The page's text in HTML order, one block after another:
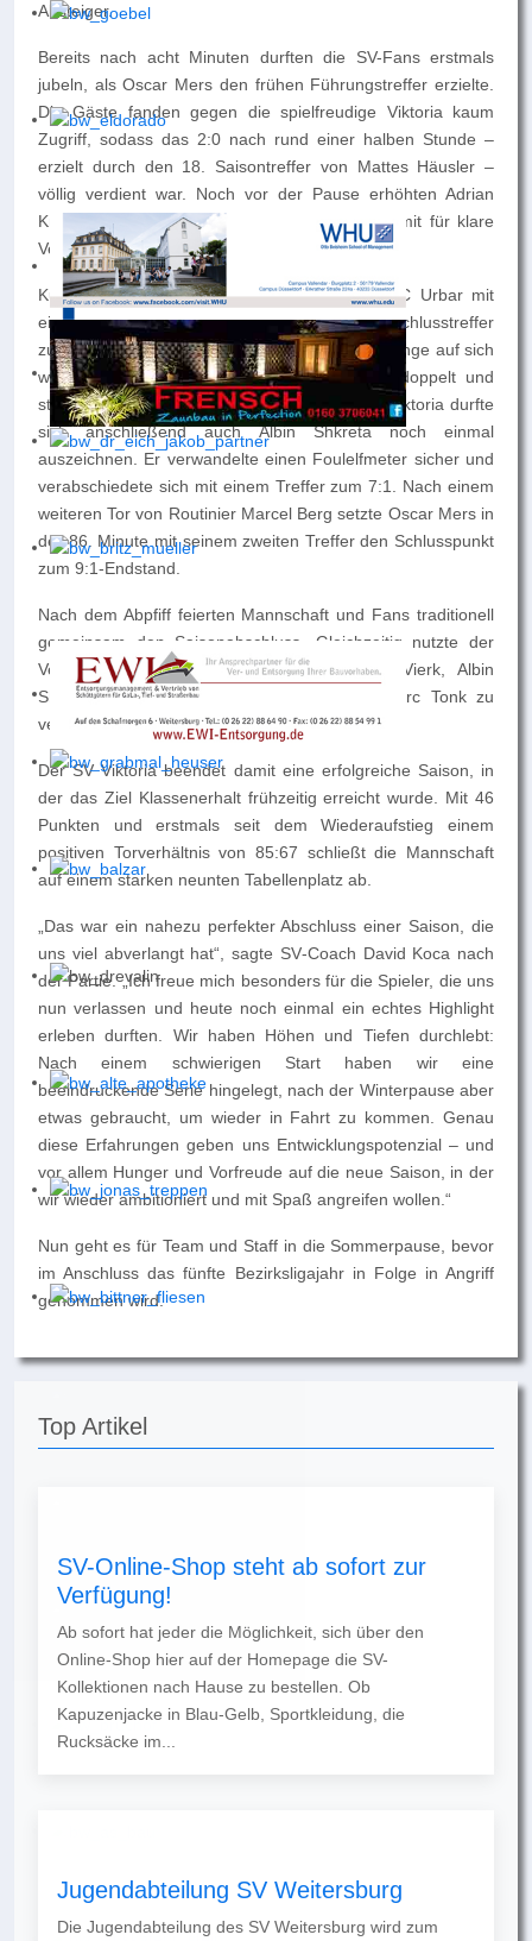
Absteiger.
Bereits nach acht Minuten durften die SV-Fans erstmals
jubeln, als Oscar Mers den frühen Führungstreffer erzielte.
Die Gäste fanden gegen die spielfreudige Viktoria kaum
Zugriff, sodass das 2:0 nach rund einer halben Stunde –
erzielt durch den 18. Saisontreffer von Mattes Häusler –
völlig verdient war. Noch vor der Pause erhöhten Adrian
Knop und Lars Velten auf 4:0 und sorgten damit für klare
Verhältnisse.
Kurz nach dem Seitenwechsel gelang dem FC Urbar mit
einem sehenswerten Distanzschuss der Anschlusstreffer
zum 1:4. Die Antwort des SV ließ jedoch nicht lange auf sich
warten: Der eingewechselte Robin Heldt traf doppelt und
stellte auf 6:1. In seinem letzten Spiel für die Viktoria durfte
sich anschließend auch Albin Shkreta noch einmal
auszeichnen. Er verwandelte einen Foulelfmeter sicher und
verabschiedete sich mit einem Treffer zum 7:1. Nach einem
weiteren Tor von Routinier Marcel Berg setzte Oscar Mers in
der 86. Minute mit seinem zweiten Treffer den Schlusspunkt
zum 9:1-Endstand.
Nach dem Abpfiff feierten Mannschaft und Fans traditionell
gemeinsam den Saisonabschluss. Gleichzeitig nutzte der
Verein den Rahmen, um sich von Marco Vierk, Albin
Shkreta, Enrico Hilland und Torwarttrainer Marc Tonk zu
verabschieden.
Der SV Viktoria beendet damit eine erfolgreiche Saison, in
der das Ziel Klassenerhalt frühzeitig erreicht wurde. Mit 46
Punkten und erstmals seit dem Wiederaufstieg einem
positiven Torverhältnis von 85:67 schließt die Mannschaft
auf einem starken neunten Tabellenplatz ab.
„Das war ein nahezu perfekter Abschluss einer Saison, die
uns viel abverlangt hat“, sagte SV‑Coach David Koca nach
der Partie. „Ich freue mich besonders für die Spieler, die uns
nun verlassen und heute noch einmal ein echtes Highlight
erleben durften. Wir haben Höhen und Tiefen durchlebt:
Nach einem schwierigen Start haben wir eine
beeindruckende Serie hingelegt, nach der Winterpause aber
etwas gebraucht, um wieder in Fahrt zu kommen. Genau
diese Erfahrungen geben uns Entwicklungspotenzial – und
vor allem Hunger und Vorfreude auf die neue Saison, in der
wir wieder ambitioniert und mit Spaß angreifen wollen.“
Nun geht es für Team und Staff in die Sommerpause, bevor
im Anschluss das fünfte Bezirksligajahr in Folge in Angriff
genommen wird.
Top Artikel
SV-Online-Shop steht ab sofort zur
Verfügung!
Ab sofort hat jeder die Möglichkeit, sich über den
Online-Shop hier auf der Homepage die SV-
Kollektionen nach Hause zu bestellen. Ob
Kapuzenjacke in Blau-Gelb, Sportkleidung, die
Rucksäcke im...
Jugendabteilung SV Weitersburg
Die Jugendabteilung des SV Weitersburg wird zum